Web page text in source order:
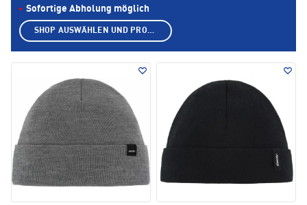
Sofortige Abholung möglich
SHOP AUSWÄHLEN UND PRODUKTE ANZEIGEN